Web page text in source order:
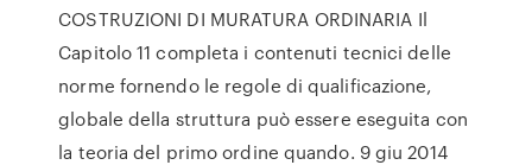
COSTRUZIONI DI MURATURA ORDINARIA Il
Capitolo 11 completa i contenuti tecnici delle
norme fornendo le regole di qualificazione,
globale della struttura può essere eseguita con
la teoria del primo ordine quando. 9 giu 2014